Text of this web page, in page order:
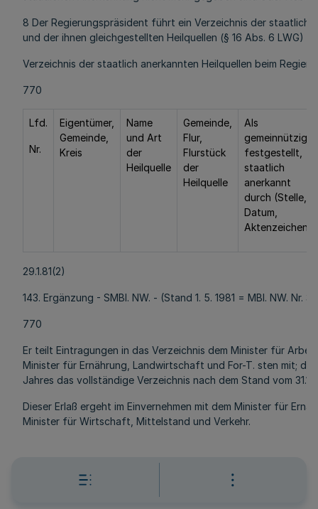
8 Der Regierungspräsident führt ein Verzeichnis der staatlich
und der ihnen gleichgestellten Heilquellen (§ 16 Abs. 6 LWG)
Verzeichnis der staatlich anerkannten Heilquellen beim
770
Lfd.
Nr.
Eigentümer,
Gemeinde,
Kreis
Name
und Art
der
Heilquelle
Gemeinde,
Flur,
Flurstück
der
Heilquelle
Als
gemeinnützig
festgestellt,
staatlich
anerkannt
durch (Stelle,
Datum,
Aktenzeichen)
29.1.81(2)
143. Ergänzung - SMBl. NW. - (Stand 1. 5. 1981 = MBl. NW. Nr.
770
Er teilt Eintragungen in das Verzeichnis dem Minister für
Minister für Ernährung, Landwirtschaft und For-T. sten mit;
Jahres das vollständige Verzeichnis nach dem Stand vom
Dieser Erlaß ergeht im Einvernehmen mit dem Minister für
Minister für Wirtschaft, Mittelstand und Verkehr.